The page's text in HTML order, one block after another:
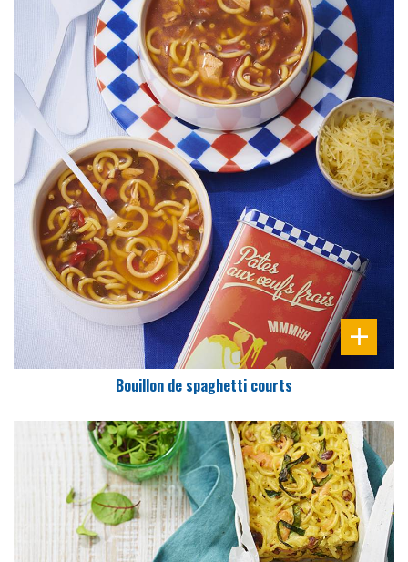
DIFFICULTÉ
PRÉPARATION
10 Min
Bouillon de spaghetti courts
DIFFICULTÉ